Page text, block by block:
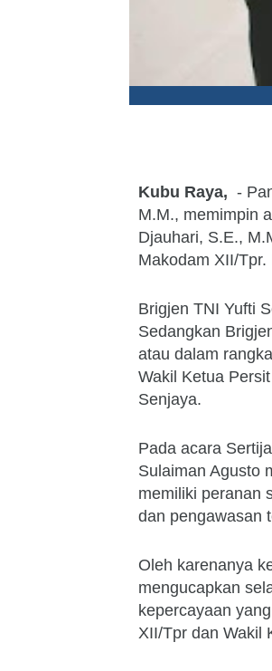
Kubu Raya, -
M.M., memimpin
Djauhari, S.E.,
Makodam XII/
Brigjen TNI Yufti
Sedangkan
atau dalam
Wakil Ketua
Senjaya.
Pada acara
Sulaiman Agusto
memiliki peranan
dan pengawasan
Oleh karenanya
mengucapkan
kepercayaan
XII/Tpr dan Wakil